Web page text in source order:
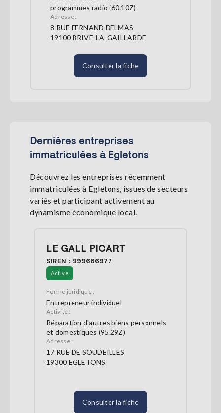
programmes radio (60.10Z)
Adresse :
8 RUE FERNAND DELMAS
19100 BRIVE-LA-GAILLARDE
Consulter la fiche
Dernières entreprises
immatriculées à Egletons
Découvrez les entreprises récemment
immatriculées à Egletons, issues de secteurs
variés et participant activement au
dynamisme économique local.
LE GALL PICART
SIREN : 999666977
Active
Forme juridique :
Entrepreneur individuel
Activité :
Réparation d'autres biens personnels
et domestiques (95.29Z)
Adresse :
17 RUE DE SOUDEILLES
19300 EGLETONS
Consulter la fiche